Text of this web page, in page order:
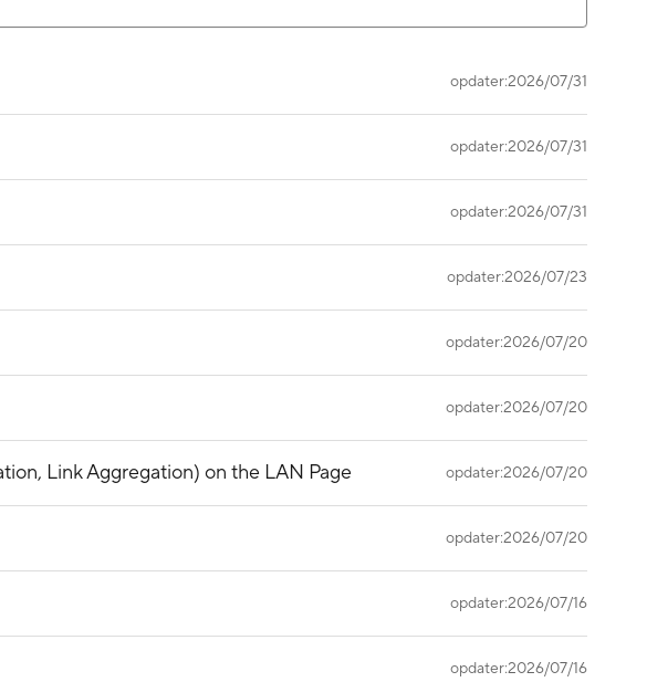
opdater:2026/07/31
opdater:2026/07/31
opdater:2026/07/31
opdater:2026/07/23
opdater:2026/07/20
opdater:2026/07/20
Link Aggregation) on the LAN Page opdater:2026/07/20
opdater:2026/07/20
opdater:2026/07/16
opdater:2026/07/16